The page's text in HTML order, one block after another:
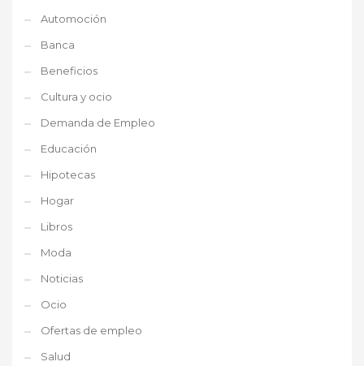
Automoción
Banca
Beneficios
Cultura y ocio
Demanda de Empleo
Educación
Hipotecas
Hogar
Libros
Moda
Noticias
Ocio
Ofertas de empleo
Salud